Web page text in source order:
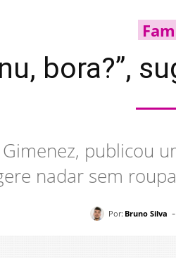
bora?”,
publicou
nadar sem
Por: Bruno Silva -